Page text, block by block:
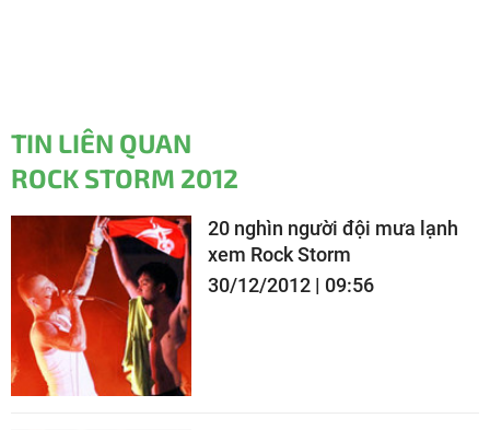
TIN LIÊN QUAN
ROCK STORM 2012
20 nghìn người đội mưa lạnh
xem Rock Storm
30/12/2012 | 09:56